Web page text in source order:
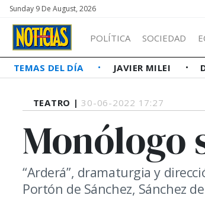
Sunday 9 De August, 2026
POLÍTICA SOCIEDAD
TEMAS DEL DÍA JAVIER MILEI
TEATRO |30-06-2022 17:27
Monólogo
“Arderá”, dramaturgia y
Portón de Sánchez, Sánchez